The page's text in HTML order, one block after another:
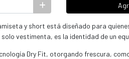
y short está diseñado para
vestimenta, es la identidad de un
Dry Fit, otorgando frescura,